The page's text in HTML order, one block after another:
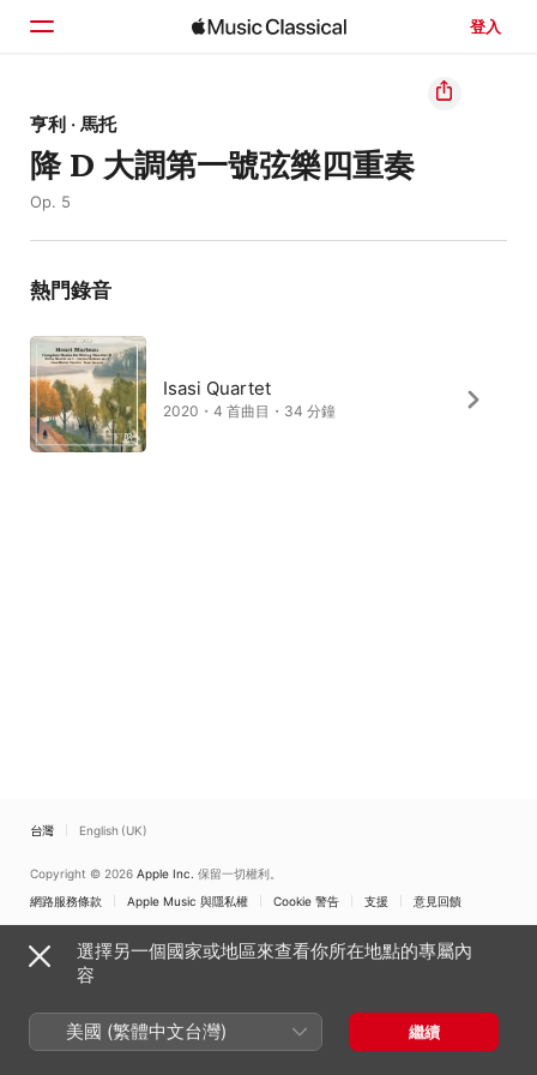
登入
首頁
瀏覽
亨利 · 馬托
降 D 大調第一號弦樂四重奏
Op. 5
熱門錄音
Isasi Quartet
2020・4 首曲目・34 分鐘
台灣 English (UK)
Copyright © 2026 Apple Inc. 保留一切權利。
網路服務條款
Apple Music 與隱私權 Cookie 警告 支援 意見回饋
選擇另一個國家或地區來查看你所在地點的專屬內
容
美國 (繁體中文台灣) 繼續